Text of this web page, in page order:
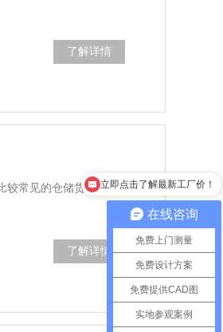
了解详情
较常见的仓储货架系
了解详情
在线咨询
免费上门测量
免费设计方案
免费提供CAD图
实地参观案例
立即点击了解最新工厂价！
立即点击了解最新工厂价！